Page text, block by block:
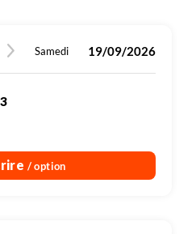
ce jour, mais l'assistance
d'adoucir considérablement
Samedi 19/09/2026
/ option